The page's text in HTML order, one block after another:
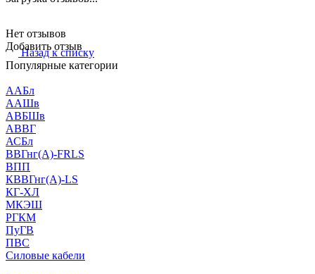
Нет отзывов
Добавить отзыв
Назад к списку
Популярные категории
ААБл
ААШв
АВБШв
АВВГ
АСБл
ВВГнг(А)-FRLS
ВПП
КВВГнг(А)-LS
КГ-ХЛ
МКЭШ
РГКМ
ПуГВ
ПВС
Силовые кабели